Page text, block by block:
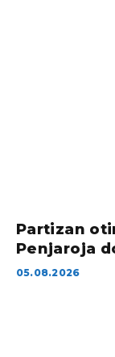
Partizan
Penjaroja
05.08.2026